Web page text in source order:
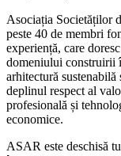
Asociația Societăților
peste 40 de membri
experiență, care
domeniului construirii
arhitectură
deplinul respect al
profesională și
economice.
ASAR este deschisă